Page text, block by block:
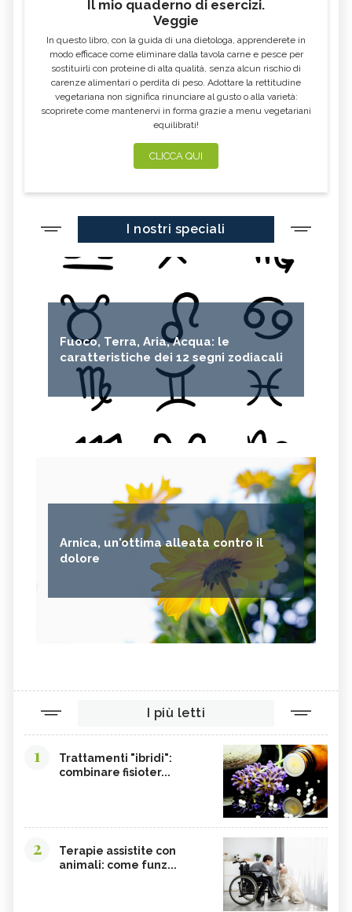
Il mio quaderno di esercizi.
Veggie
In questo libro, con la guida di una dietologa, apprenderete in
modo efficace come eliminare dalla tavola carne e pesce per
sostituirli con proteine di alta qualità, senza alcun rischio di
carenze alimentari o perdita di peso. Adottare la rettitudine
vegetariana non significa rinunciare al gusto o alla varietà:
scoprirete come mantenervi in forma grazie a menu vegetariani
equilibrati!
CLICCA QUI
I nostri speciali
Fuoco, Terra, Aria, Acqua: le
caratteristiche dei 12 segni zodiacali
Arnica, un'ottima alleata contro il
dolore
I più letti
1
Trattamenti "ibridi":
combinare fisioter...
2
Terapie assistite con
animali: come funz...